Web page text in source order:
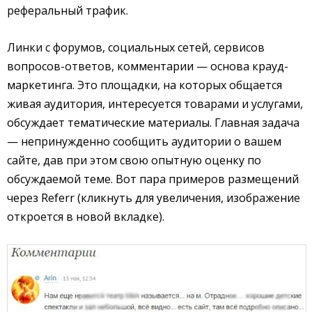
реферальный трафик.
Линки с форумов, социальных сетей, сервисов
вопросов-ответов, комментарии — основа крауд-
маркетинга. Это площадки, на которых общается
живая аудитория, интересуется товарами и услугами,
обсуждает тематические материалы. Главная задача
— непринужденно сообщить аудитории о вашем
сайте, дав при этом свою опытную оценку по
обсуждаемой теме. Вот пара примеров размещений
через Referr (кликнуть для увеличения, изображение
откроется в новой вкладке).